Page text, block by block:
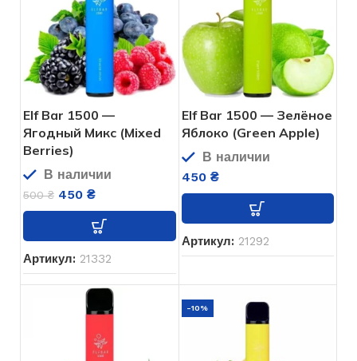
Elf Bar 1500 —
Ягодный Микс (Mixed
Berries)
В наличии
500₴ 450 ₴
Артикул: 21332
Elf Bar 1500 — Зелёное
Яблоко (Green Apple)
В наличии
450 ₴
Артикул: 21292
-10%